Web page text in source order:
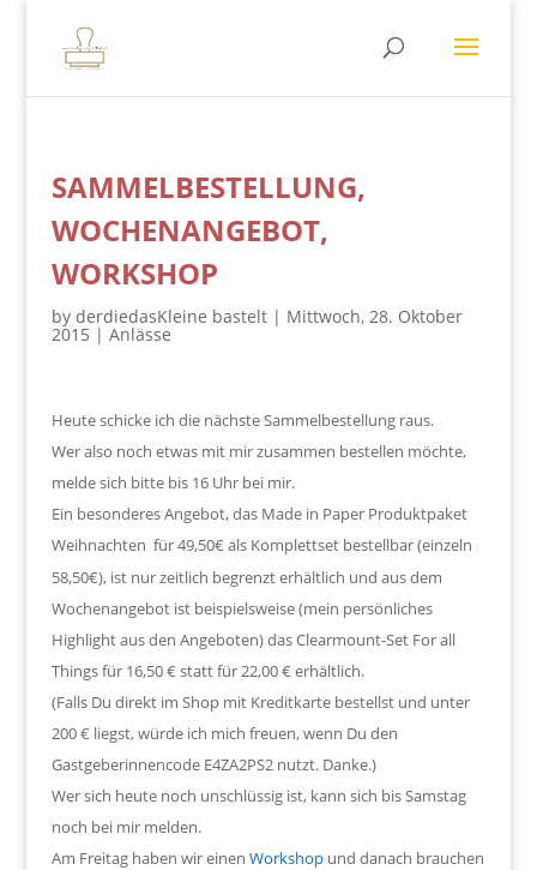
SAMMELBESTELLUNG,
WOCHENANGEBOT,
WORKSHOP
by derdiedasKleine bastelt| Mittwoch, 28. Oktober
2015 | Anlässe
Heute schicke ich die nächste Sammelbestellung raus.
Wer also noch etwas mit mir zusammen bestellen möchte,
melde sich bitte bis 16 Uhr bei mir.
Ein besonderes Angebot, das Made in Paper Produktpaket
Weihnachten für 49,50€ als Komplettset bestellbar (einzeln
58,50€), ist nur zeitlich begrenzt erhältlich und aus dem
Wochenangebot ist beispielsweise (mein persönliches
Highlight aus den Angeboten) das Clearmount-Set For all
Things für 16,50 € statt für 22,00 € erhältlich.
(Falls Du direkt im Shop mit Kreditkarte bestellst und unter
200 € liegst, würde ich mich freuen, wenn Du den
Gastgeberinnencode E4ZA2PS2 nutzt. Danke.)
Wer sich heute noch unschlüssig ist, kann sich bis Samstag
noch bei mir melden.
Am Freitag haben wir einen Workshopund danach brauchen